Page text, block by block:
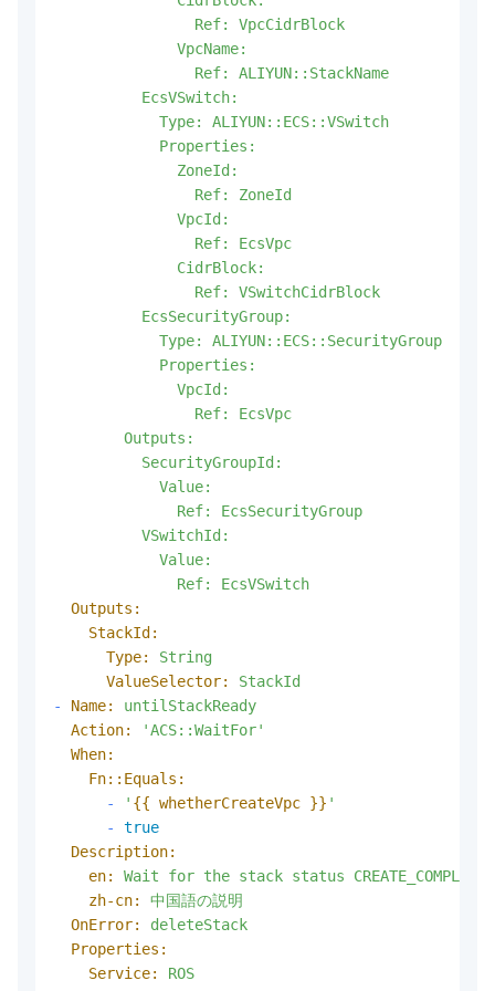
                Ref: VpcCidrBlock
              VpcName:
                Ref: ALIYUN::StackName
          EcsVSwitch:
            Type: ALIYUN::ECS::VSwitch
            Properties:
              ZoneId:
                Ref: ZoneId
              VpcId:
                Ref: EcsVpc
              CidrBlock:
                Ref: VSwitchCidrBlock
          EcsSecurityGroup:
            Type: ALIYUN::ECS::SecurityGroup
            Properties:
              VpcId:
                Ref: EcsVpc
        Outputs:
          SecurityGroupId:
            Value:
              Ref: EcsSecurityGroup
          VSwitchId:
            Value:
Outputs:
StackId:
Type:
String
ValueSelector:
StackId
-
Name:
untilStackReady
Action:
'ACS::WaitFor'
When:
Fn::Equals:
-
' {{ whetherCreateVpc }} '
-
true
Description:
en:
Wait for the stack status
CREATE_COMPLETE
zh-cn:
中国語の説明
OnError:
deleteStack
Properties:
Service:
ROS